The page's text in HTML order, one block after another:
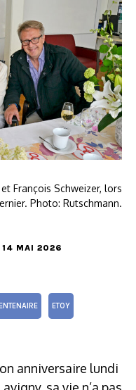
François Schweizer, lors
Photo: Rutschmann.
14 MAI 2026
ETOY
anniversaire lundi